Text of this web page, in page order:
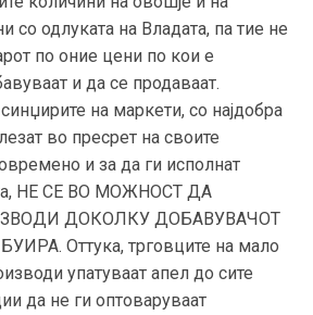
со одлуката на Владата, па тие не
по оние цени по кои е
и да се продаваат.
на маркети, со најдобра
во пресрет на своите
и за да ги исполнат
НЕ СЕ ВО МОЖНОСТ ДА
ДОКОЛКУ ДОБАВУВАЧОТ
Оттука, трговците на мало
упатуваат апел до сите
да не ги оптоваруваат